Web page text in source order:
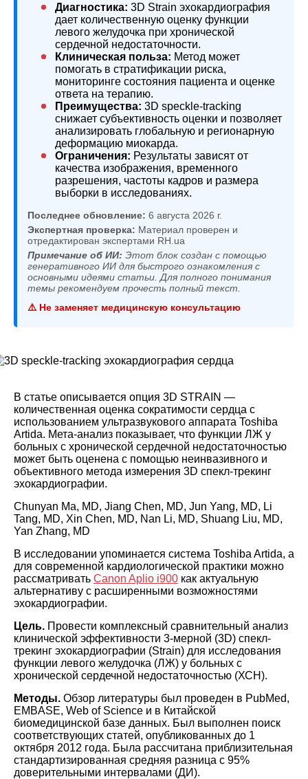
Диагностика: 3D Strain эхокардиография
дает количественную оценку функции
левого желудочка при хронической
сердечной недостаточности.
Клиническая польза: Метод может
помогать в стратификации риска,
мониторинге состояния пациента и оценке
ответа на терапию.
Преимущества: 3D speckle-tracking
снижает субъективность оценки и позволяет
анализировать глобальную и регионарную
деформацию миокарда.
Ограничения: Результаты зависят от
качества изображения, временного
разрешения, частоты кадров и размера
выборки в исследованиях.
Последнее обновление: 6 августа 2026 г.
Экспертная проверка: Материал проверен и
отредактирован экспертами RH.ua
Примечание об ИИ: Этот блок создан с помощью
генеративного ИИ для быстрого ознакомления с
основными идеями статьи. Для полного понимания
темы рекомендуем прочесть полный текст.
⚠️ Не заменяет медицинскую консультацию
В статье описывается опция 3D STRAIN ―
количественная оценка сократимости сердца с
использованием ультразвукового аппарата Toshiba
Artida. Мета-анализ показывает, что функции ЛЖ у
больных с хронической сердечной недостаточностью
может быть оценена с помощью неинвазивного и
объективного метода измерения 3D спекл-трекинг
эхокардиографии.
Chunyan Ma, MD, Jiang Chen, MD, Jun Yang, MD, Li
Tang, MD, Xin Chen, MD, Nan Li, MD, Shuang Liu, MD,
Yan Zhang, MD
В исследовании упоминается система Toshiba Artida, а
для современной кардиологической практики можно
рассматривать Canon Aplio i900 как актуальную
альтернативу с расширенными возможностями
эхокардиографии.
Цель. Провести комплексный сравнительный анализ
клинической эффективности 3-мерной (3D) спекл-
трекинг эхокардиографии (Strain) для исследования
функции левого желудочка (ЛЖ) у больных с
хронической сердечной недостаточностью (ХСН).
Методы. Обзор литературы был проведен в PubMed,
EMBASE, Web of Science и в Китайской
биомедицинской базе данных. Был выполнен поиск
соответствующих статей, опубликованных до 1
октября 2012 года. Была рассчитана приблизительная
стандартизированная средняя разница с 95%
доверительными интервалами (ДИ).